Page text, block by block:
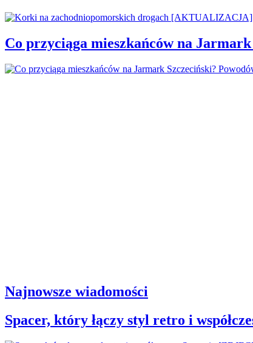
Co przyciąga mieszkańców na
Najnowsze wiadomości
Spacer, który łączy styl retro i